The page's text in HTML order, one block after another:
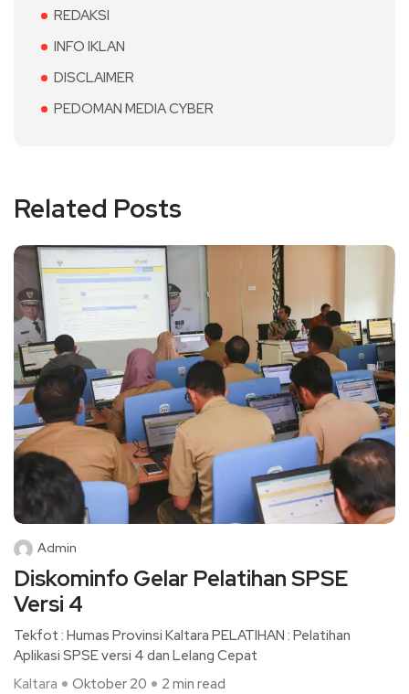
REDAKSI
INFO IKLAN
DISCLAIMER
PEDOMAN MEDIA CYBER
Related Posts
Admin
Diskominfo Gelar Pelatihan SPSE
Versi 4
Tekfot : Humas Provinsi Kaltara PELATIHAN : Pelatihan
Aplikasi SPSE versi 4 dan Lelang Cepat
Kaltara
Oktober 20 2 min read